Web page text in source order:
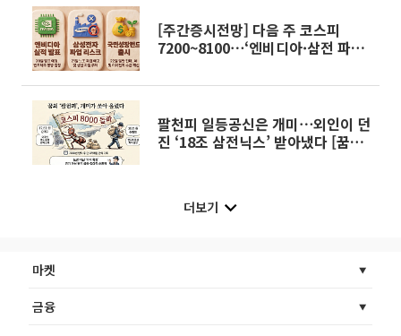
[주간증시전망] 다음 주 코스피
7200~8100⋯‘엔비디아·삼전 파
팔천피 일등공신은 개미⋯외인이 던
진 ‘18조 삼전닉스’ 받아냈다 [꿈의
더보기
마켓
금융